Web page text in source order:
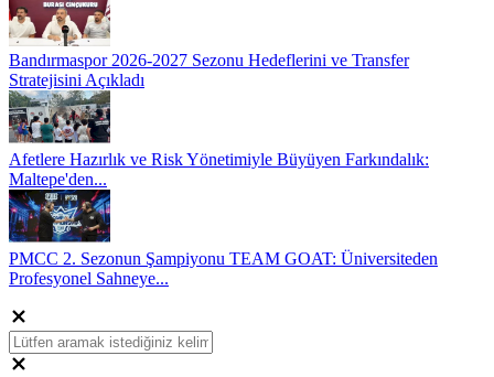
Bandırmaspor 2026-2027 Sezonu Hedeflerini ve Transfer
Stratejisini Açıkladı
Afetlere Hazırlık ve Risk Yönetimiyle Büyüyen Farkındalık:
Maltepe'den...
PMCC 2. Sezonun Şampiyonu TEAM GOAT: Üniversiteden
Profesyonel Sahneye...